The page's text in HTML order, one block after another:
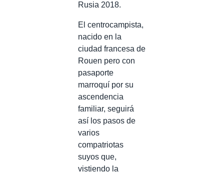
Rusia 2018.
El centrocampista,
nacido en la
ciudad francesa de
Rouen pero con
pasaporte
marroquí por su
ascendencia
familiar, seguirá
así los pasos de
varios
compatriotas
suyos que,
vistiendo la